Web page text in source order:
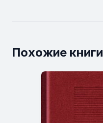
Похожие книги